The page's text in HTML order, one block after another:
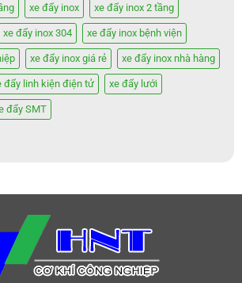
xe đẩy inox xe đẩy inox 2 tầng
xe đẩy inox 304 xe đẩy inox bệnh viện
xe đẩy inox giá rẻ xe đẩy inox nhà hàng
đẩy linh kiện điện tử xe đẩy lưới
đẩy SMT